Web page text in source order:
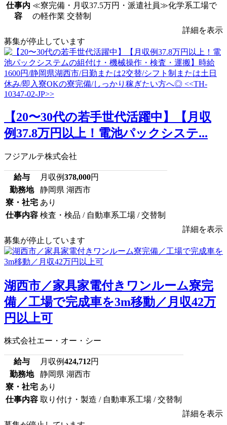
仕事内
容
≪寮完備・月収37.5万円・派遣社員≫化学系工場で
の軽作業 交替制
詳細を表示
募集が停止しています
【20〜30代の若手世代活躍中】【月収
例37.8万円以上！電池パックシステ...
フジアルテ株式会社
給与 月収例378,000円
勤務地
静岡県 湖西市
寮・社宅 あり
仕事内容 検査・検品 / 自動車系工場 / 交替制
詳細を表示
募集が停止しています
湖西市／家具家電付きワンルーム寮完
備／工場で完成車を3m移動／月収42万
円以上可
株式会社エー・オー・シー
給与 月収例424,712円
勤務地
静岡県 湖西市
寮・社宅 あり
仕事内容 取り付け・製造 / 自動車系工場 / 交替制
詳細を表示